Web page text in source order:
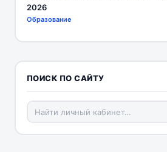
2026
Образование
ПОИСК ПО САЙТУ